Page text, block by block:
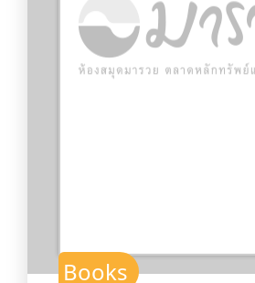
Books